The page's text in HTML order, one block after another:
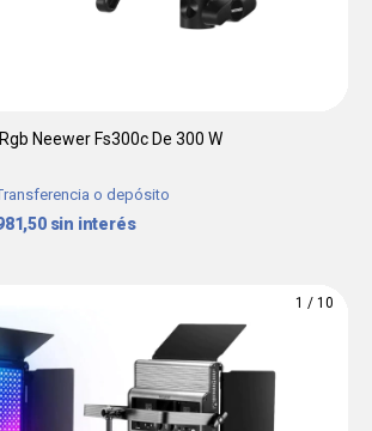
Neewer Fs300c De 300 W
o depósito
sin interés
1 / 10